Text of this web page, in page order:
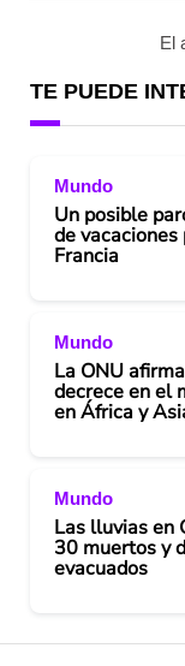
El
TE PUEDE
Mundo
Un posible
de
Francia
Mundo
La ONU
decrece en el
en África y
Mundo
Las lluvias en
30 muertos y
evacuados